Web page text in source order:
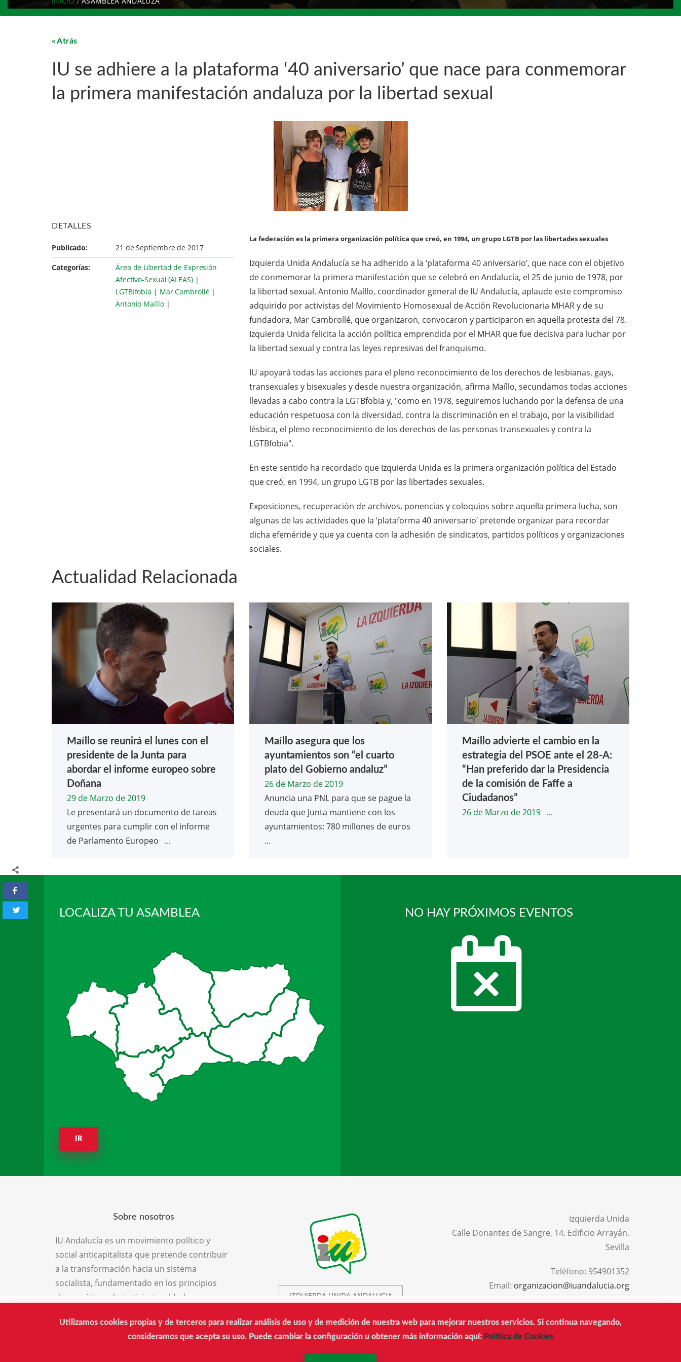
Utilizamos cookies propias y de terceros para realizar análisis de uso y de medición de nuestra web para mejorar nuestros servicios. Si continua navegando,
consideramos que acepta su uso. Puede cambiar la configuración u obtener más información aquí: Política de Cookies
Atrás
IU se adhiere a la plataforma ‘40 aniversario’ que nace para conmemorar
la primera manifestación andaluza por la libertad sexual
DETALLES
Publicado: 21 de Septiembre de 2017
Categorías:
Área de Libertad de Expresión
Afectivo-Sexual (ALEAS)|
LGTBIfobia | Mar Cambrollé|
Antonio Maíllo|
La federación es la primera organización política que creó, en 1994, un grupo LGTB por las libertades sexuales
Izquierda Unida Andalucía se ha adherido a la ‘plataforma 40 aniversario’, que nace con el objetivo
de conmemorar la primera manifestación que se celebró en Andalucía, el 25 de junio de 1978, por
la libertad sexual. Antonio Maíllo, coordinador general de IU Andalucía, aplaude este compromiso
adquirido por activistas del Movimiento Homosexual de Acción Revolucionaria MHAR y de su
fundadora, Mar Cambrollé, que organizaron, convocaron y participaron en aquella protesta del 78.
Izquierda Unida felicita la acción política emprendida por el MHAR que fue decisiva para luchar por
la libertad sexual y contra las leyes represivas del franquismo.
IU apoyará todas las acciones para el pleno reconocimiento de los derechos de lesbianas, gays,
transexuales y bisexuales y desde nuestra organización, afirma Maíllo, secundamos todas acciones
llevadas a cabo contra la LGTBfobia y, "como en 1978, seguiremos luchando por la defensa de una
educación respetuosa con la diversidad, contra la discriminación en el trabajo, por la visibilidad
lésbica, el pleno reconocimiento de los derechos de las personas transexuales y contra la
LGTBfobia".
En este sentido ha recordado que Izquierda Unida es la primera organización política del Estado
que creó, en 1994, un grupo LGTB por las libertades sexuales.
Exposiciones, recuperación de archivos, ponencias y coloquios sobre aquella primera lucha, son
algunas de las actividades que la ‘plataforma 40 aniversario’ pretende organizar para recordar
dicha efeméride y que ya cuenta con la adhesión de sindicatos, partidos políticos y organizaciones
sociales.
Actualidad Relacionada
Maíllo se reunirá el lunes con el
presidente de la Junta para
abordar el informe europeo sobre
Doñana
29 de Marzo de 2019
Le presentará un documento de tareas
urgentes para cumplir con el informe
de Parlamento Europeo ...
Maíllo asegura que los
ayuntamientos son “el cuarto
plato del Gobierno andaluz”
26 de Marzo de 2019
Anuncia una PNL para que se pague la
deuda que Junta mantiene con los
ayuntamientos: 780 millones de euros
...
Maíllo advierte el cambio en la
estrategia del PSOE ante el 28-A:
“Han preferido dar la Presidencia
de la comisión de Faffe a
Ciudadanos”
26 de Marzo de 2019 ...
LOCALIZA TU ASAMBLEA
IR
NO HAY PRÓXIMOS EVENTOS
Sobre nosotros
IU Andalucía es un movimiento político y
social anticapitalista que pretende contribuir
a la transformación hacia un sistema
socialista, fundamentado en los principios
democráticos de justicia, igualdad,
naturaleza, el medio ambiente y las
diferencias personales y defensora de la paz
IZQUIERDA UNIDA ANDALUCIA
IU © 2019.
Izquierda Unida
Calle Donantes de Sangre, 14. Edificio Arrayán.
Sevilla
Teléfono: 954901352
Email: organizacion@iuandalucia.org